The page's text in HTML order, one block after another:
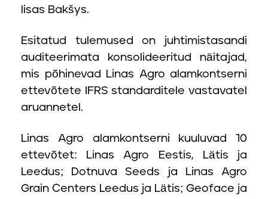
lisas Bakšys.
Esitatud tulemused on juhtimistasandi
auditeerimata konsolideeritud näitajad,
mis põhinevad Linas Agro alamkontserni
ettevõtete IFRS standarditele vastavatel
aruannetel.
Linas Agro alamkontserni kuuluvad 10
ettevõtet: Linas Agro Eestis, Lätis ja
Leedus; Dotnuva Seeds ja Linas Agro
Grain Centers Leedus ja Lätis; Geoface ja